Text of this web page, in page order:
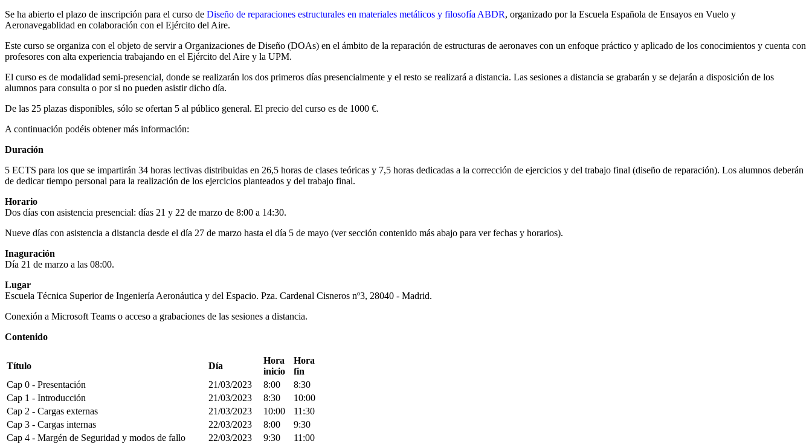
Se ha abierto el plazo de inscripción para el curso de Diseño de reparaciones estructurales en materiales metálicos y filosofía ABDR, organizado por la Escuela Española de Ensayos en Vuelo y
Aeronavegablidad en colaboración con el Ejército del Aire.
Este curso se organiza con el objeto de servir a Organizaciones de Diseño (DOAs) en el ámbito de la reparación de estructuras de aeronaves con un enfoque práctico y aplicado de los conocimientos y cuenta con
profesores con alta experiencia trabajando en el Ejército del Aire y la UPM.
El curso es de modalidad semi-presencial, donde se realizarán los dos primeros días presencialmente y el resto se realizará a distancia. Las sesiones a distancia se grabarán y se dejarán a disposición de los
alumnos para consulta o por si no pueden asistir dicho día.
De las 25 plazas disponibles, sólo se ofertan 5 al público general. El precio del curso es de 1000 €.
A continuación podéis obtener más información:
Duración
5 ECTS para los que se impartirán 34 horas lectivas distribuidas en 26,5 horas de clases teóricas y 7,5 horas dedicadas a la corrección de ejercicios y del trabajo final (diseño de reparación). Los alumnos deberán
de dedicar tiempo personal para la realización de los ejercicios planteados y del trabajo final.
Horario
Dos días con asistencia presencial: días 21 y 22 de marzo de 8:00 a 14:30.
Nueve días con asistencia a distancia desde el día 27 de marzo hasta el día 5 de mayo (ver sección contenido más abajo para ver fechas y horarios).
Inaguración
Día 21 de marzo a las 08:00.
Lugar
Escuela Técnica Superior de Ingeniería Aeronáutica y del Espacio. Pza. Cardenal Cisneros nº3, 28040 - Madrid.
Conexión a Microsoft Teams o acceso a grabaciones de las sesiones a distancia.
Contenido
Título Día
Hora
inicio
Hora
fin
Cap 0 - Presentación
21/03/2023 8:00
8:30
Cap 1 - Introducción
21/03/2023 8:30
10:00
Cap 2 - Cargas externas
21/03/2023 10:00
11:30
Cap 3 - Cargas internas
22/03/2023 8:00
9:30
Cap 4 - Margén de Seguridad y modos de fallo
22/03/2023 9:30
11:00